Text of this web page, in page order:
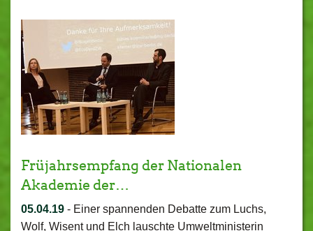
Früjahrsempfang der Nationalen
Akademie der…
05.04.19 - Einer spannenden Debatte zum Luchs,
Wolf, Wisent und Elch lauschte Umweltministerin